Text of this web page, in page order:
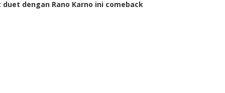
dengan Rano Karno ini comeback